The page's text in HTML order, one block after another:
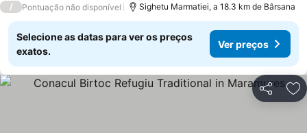
/ Pontuação não disponível Sighetu Marmatiei, a 18.3 km de Bârsana
Selecione as datas para ver os preços
exatos.
Ver preços
Partilhar